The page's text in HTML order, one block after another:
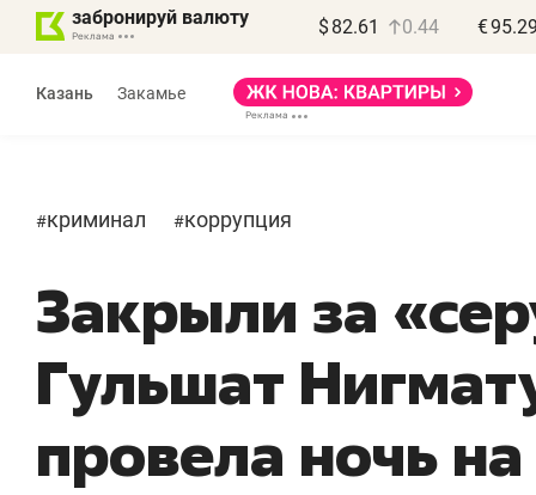
забронируй валюту $ 82.61 0.44 €
Казань Закамье
#криминал #коррупция
Закрыли за
Гульшат
провела ночь
Василь Мазитов
МАРТ
местных
может
минимум
Роман Ободец
«Готовые решения»
«Мне лучше
чем потерять